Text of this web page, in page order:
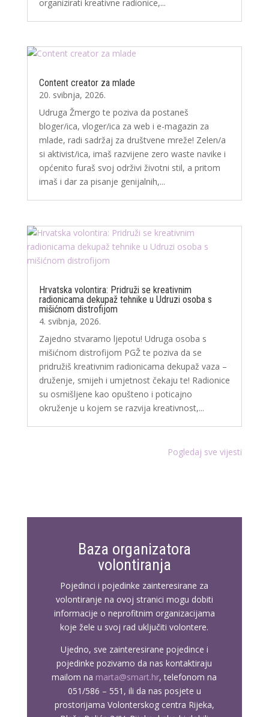
organizirati kreativne radionice,...
Content creator za mlade
20. svibnja, 2026.
Udruga Žmergo te poziva da postaneš
bloger/ica, vloger/ica za web i e-magazin za
mlade, radi sadržaj za društvene mreže! Zelen/a
si aktivist/ica, imaš razvijene zero waste navike i
općenito furaš svoj održivi životni stil, a pritom
imaš i dar za pisanje genijalnih,...
Hrvatska volontira: Pridruži se kreativnim
radionicama dekupaž tehnike u Udruzi osoba s
mišićnom distrofijom
4. svibnja, 2026.
Zajedno stvaramo ljepotu! Udruga osoba s
mišićnom distrofijom PGŽ te poziva da se
pridružiš kreativnim radionicama dekupaž vaza –
druženje, smijeh i umjetnost čekaju te! Radionice
su osmišljene kao opušteno i poticajno
okruženje u kojem se razvija kreativnost,...
Pogledaj sve vijesti
Baza organizatora
volontiranja
Pojedinci i pojedinke zainteresirane za
volontiranje na ovoj stranici mogu dobiti
informacije o neprofitnim organizacijama
koje žele u svoj rad uključiti volontere.
Ujedno, sve zainteresirane pojedince i
pojedinke pozivamo da nas kontaktiraju
mailom na marta@smart.hr, telefonom na
051/586 – 551, ili da nas posjete u
prostorijama Volonterskog centra Rijeka,